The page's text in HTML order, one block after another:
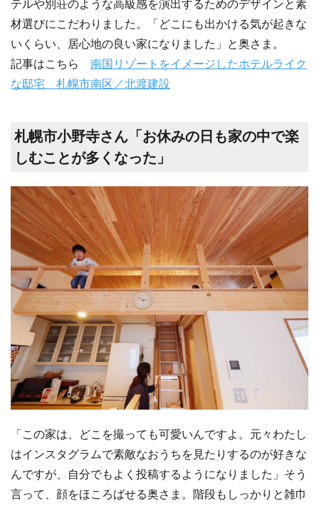
テルや別荘のような高級感を演出するためのデザインと素
材選びにこだわりました。「どこにも出かける気が起きな
いくらい、居心地の良い家になりました」と奥さま。
記事はこちら 南国リゾートをイメージしたホテルライク
な邸宅 札幌市南区／北渡建設
札幌市小野寺さん「お休みの日も家の中で楽
しむことが多くなった」
「この家は、どこを撮っても可愛いんですよ。元々わたし
はインスタグラムで素敵なおうちを見たりするのが好きな
んですが、自分でもよく投稿するようになりました」そう
言って、顔をほころばせる奥さま。階段もしっかりと雑巾